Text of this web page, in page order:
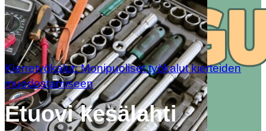
Kierretyökalut: Monipuoliset työkalut kierteiden
muodostamiseen
Etuovi kesälahti